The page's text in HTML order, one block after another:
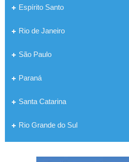
Espírito Santo
Rio de Janeiro
São Paulo
Paraná
Santa Catarina
Rio Grande do Sul